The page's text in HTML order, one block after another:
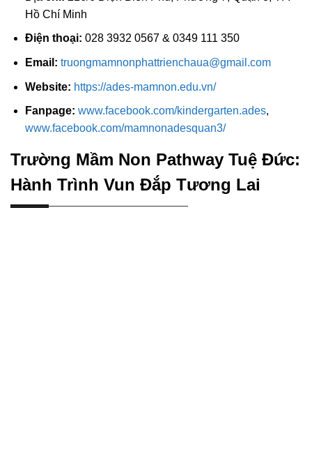
Hồ Chí Minh
Điện thoại: 028 3932 0567 & 0349 111 350
Email: truongmamnonphattrienchaua@gmail.com
Website: https://ades-mamnon.edu.vn/
Fanpage: www.facebook.com/kindergarten.ades,
www.facebook.com/mamnonadesquan3/
Trường Mầm Non Pathway Tuệ Đức:
Hành Trình Vun Đắp Tương Lai